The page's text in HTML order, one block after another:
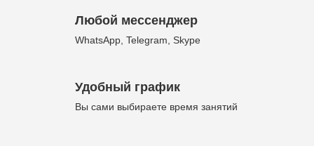
Любой мессенджер
WhatsApp, Telegram, Skype
Удобный график
Вы сами выбираете время занятий